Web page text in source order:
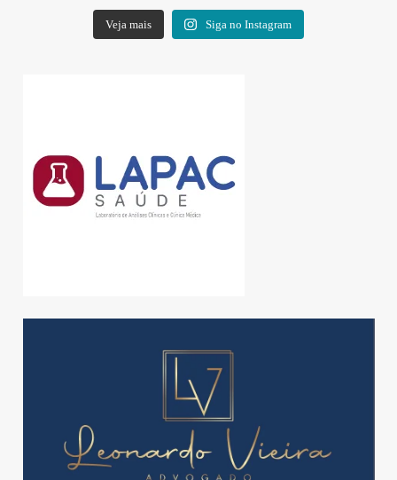
Veja mais Siga no Instagram